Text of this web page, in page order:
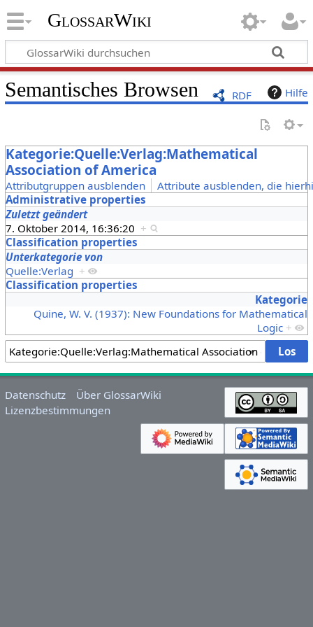
GlossarWiki
RDF Hilfe
Semantisches Browsen
Kategorie:Quelle:Verlag:Mathematical
Association of America
Attributgruppen ausblenden
Attribute ausblenden, die
Administrative properties
Zuletzt geändert
7. Oktober 2014, 16:36:20 +
Classification properties
Unterkategorie von
Quelle:Verlag +
Classification properties
Kategorie
Quine, W. V. (1937): New Foundations for Mathematical
Logic +
Datenschutz
Über GlossarWiki
Lizenzbestimmungen